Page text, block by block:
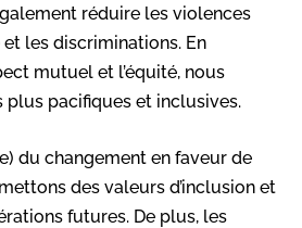
réduire les violences
les discriminations. En
mutuel et l’équité, nous
plus pacifiques et inclusives.
du changement en faveur de
des valeurs d’inclusion et
futures. De plus, les